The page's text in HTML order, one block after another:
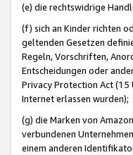
(e) die rechtswidrige
(f) sich an Kinder richten
geltenden Gesetzen
Regeln, Vorschriften,
Entscheidungen oder
Privacy Protection Act (15
Internet erlassen wurden);
(g) die Marken von
verbundenen
einem anderen